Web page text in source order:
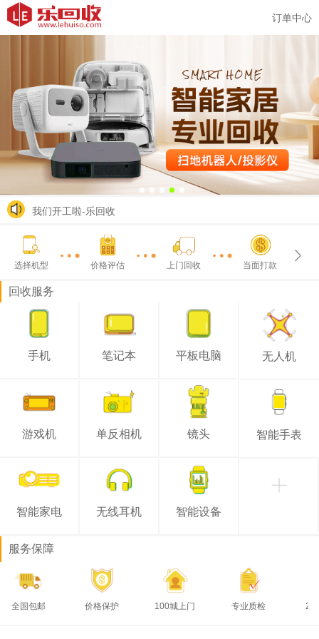
订单中心
我们开工啦-乐回收
选择机型 价格评估 上门回收 当面打款
回收服务
手机 笔记本 平板电脑 无人机
游戏机 单反相机 镜头 智能手表
智能家电 无线耳机 智能设备
服务保障
包邮 价格保护 100城上门 专业质检 24h打款
2026-08-07 12:50:24
153****9806
苹果 iPhone 12
苹果 iPhone 12
2026-08-07 12:34:35
156****1794
苹果 iPhone 12
回收价：¥ 640.00
2026-08-07 12:34:13
132****1194